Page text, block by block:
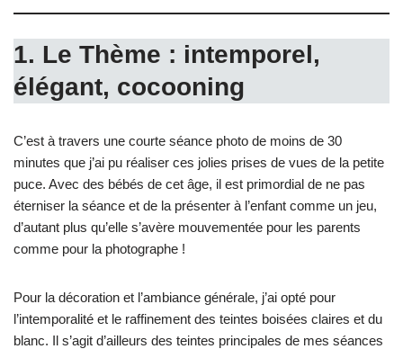
1. Le Thème : intemporel,
élégant, cocooning
C’est à travers une courte séance photo de moins de 30
minutes que j’ai pu réaliser ces jolies prises de vues de la petite
puce. Avec des bébés de cet âge, il est primordial de ne pas
éterniser la séance et de la présenter à l’enfant comme un jeu,
d’autant plus qu’elle s’avère mouvementée pour les parents
comme pour la photographe !
Pour la décoration et l’ambiance générale, j’ai opté pour
l’intemporalité et le raffinement des teintes boisées claires et du
blanc. Il s’agit d’ailleurs des teintes principales de mes séances